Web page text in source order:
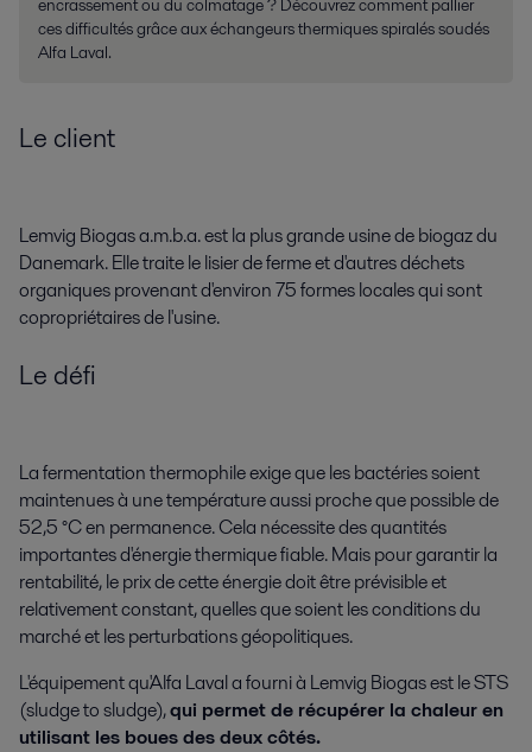
encrassement ou du colmatage ? Découvrez comment pallier
ces difficultés grâce aux échangeurs thermiques spiralés soudés
Alfa Laval.
Le client
Lemvig Biogas a.m.b.a. est la plus grande usine de biogaz du
Danemark. Elle traite le lisier de ferme et d'autres déchets
organiques provenant d'environ 75 formes locales qui sont
copropriétaires de l'usine.
Le défi
La fermentation thermophile exige que les bactéries soient
maintenues à une température aussi proche que possible de
52,5 °C en permanence. Cela nécessite des quantités
importantes d'énergie thermique fiable. Mais pour garantir la
rentabilité, le prix de cette énergie doit être prévisible et
relativement constant, quelles que soient les conditions du
marché et les perturbations géopolitiques.
L'équipement qu'Alfa Laval a fourni à Lemvig Biogas est le STS
(sludge to sludge),qui permet de récupérer la chaleur en
utilisant les boues des deux côtés.